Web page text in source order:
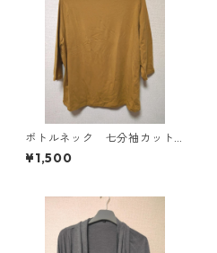
ボトルネック 七分袖カット
ソー ４Ｌ マスタード KA
E-4816
¥1,500